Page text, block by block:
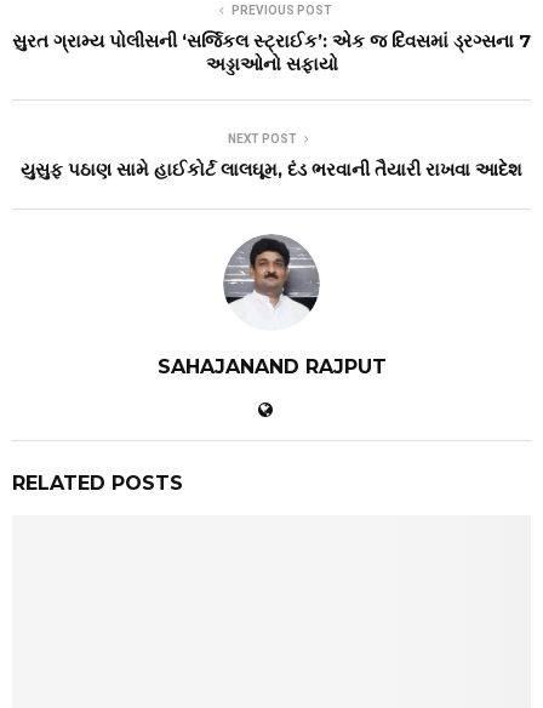
PREVIOUS POST
સુરત ગ્રામ્ય પોલીસની ‘સર્જિકલ સ્ટ્રાઈક’: એક જ દિવસમાં ડ્રગ્સના 7
અડ્ડાઓનો સફાયો
NEXT POST
યુસુફ પઠાણ સામે હાઈકોર્ટ લાલઘૂમ, દંડ ભરવાની તૈયારી રાખવા આદેશ
SAHAJANAND RAJPUT
RELATED POSTS